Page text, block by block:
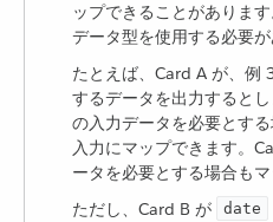
ップできることがありま
データ型を使用する必要が
たとえば、Card A が、例
するデータを出力すると
の入力データを必要とする
入力にマップできます。
ータを必要とする場合もマ
ただし、Card B が ​
date